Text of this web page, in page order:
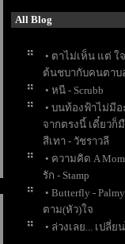
All Blog
• ตาไม่เห็น แต่ ใ
ต้นชบากับคนตาบ
• หนี - Scrubb
• บนท้องฟ้าไม่มี
จากตรงนี้ เดี๋ยวก็
สีเทา - วัชราวลี
• ความคิด A
รัก - Stamp
• Butterfly -
ตาม(หัว)ใจ
• ล่วงเลย... เปลี่ย